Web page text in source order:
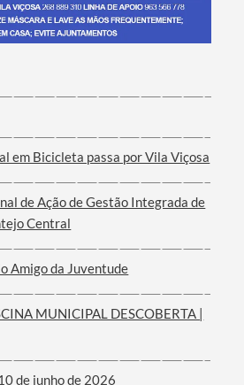
em Bicicleta passa por Vila Viçosa
de Ação de Gestão Integrada de
Central
Amigo da Juventude
MUNICIPAL DESCOBERTA |
de junho de 2026